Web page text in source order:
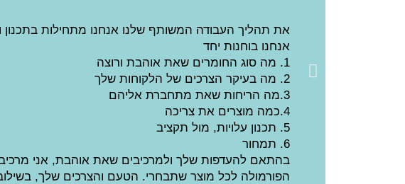
את תהליך העבודה המשותף שלנו אנחנו מתחילות בתכנון
אנחנו בוחנות יחד
1. מה סוג החומרים שאת אוהבת ורוצה
2. מה בעיקר הצרכים של הלקוחות שלך
3.מה הריחות שאת מתחברת אליהם
4.כמה מוצרים את צריכה
5. תכנון עלויות, מול תקציב
6. תמחור
בהתאם להעדפות שלך ולמרכיבים שאת אוהבת, אני
הפורמולה לכל מוצר שתבחרי. הטעם והצרכים שלך, בשילוב